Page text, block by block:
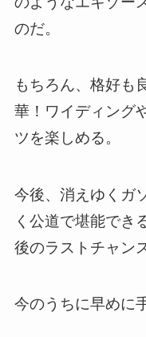
のだ。
もちろん、格好も
華！ワイディング
ツを楽しめる。
今後、消えゆくガ
く公道で堪能でき
後のラストチャン
今のうちに早めに